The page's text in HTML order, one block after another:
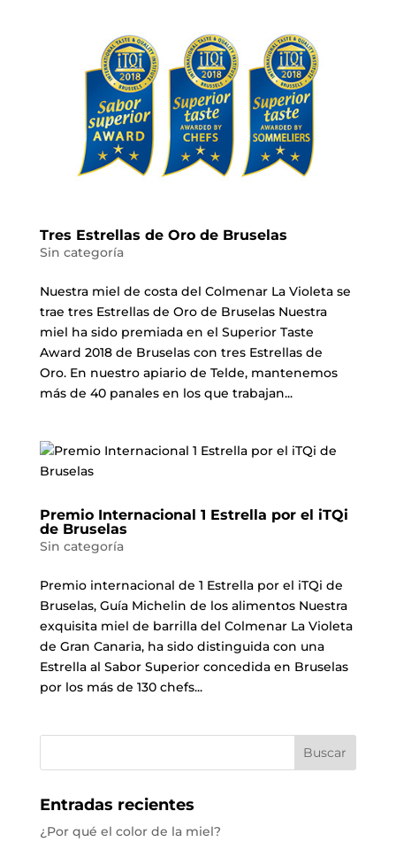
Tres Estrellas de Oro de Bruselas
Sin categoría
Nuestra miel de costa del Colmenar La Violeta se
trae tres Estrellas de Oro de Bruselas Nuestra
miel ha sido premiada en el Superior Taste
Award 2018 de Bruselas con tres Estrellas de
Oro. En nuestro apiario de Telde, mantenemos
más de 40 panales en los que trabajan...
Premio Internacional 1 Estrella por el iTQi
de Bruselas
Sin categoría
Premio internacional de 1 Estrella por el iTQi de
Bruselas, Guía Michelin de los alimentos Nuestra
exquisita miel de barrilla del Colmenar La Violeta
de Gran Canaria, ha sido distinguida con una
Estrella al Sabor Superior concedida en Bruselas
por los más de 130 chefs...
Entradas recientes
¿Por qué el color de la miel?